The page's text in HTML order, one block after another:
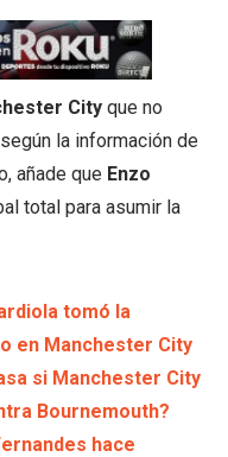
City que no
la información de
añade que Enzo
total para asumir la
tomó la
en Manchester City
si Manchester City
Bournemouth?
hace